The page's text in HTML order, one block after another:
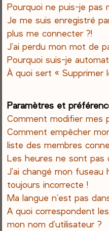
Pourquoi ne puis-je pas
Je me suis enregistré
plus me connecter ?!
J’ai perdu mon mot de
Pourquoi suis-je
À quoi sert « Supprimer
Paramètres et
Comment modifier mes
Comment empêcher
liste des membres
Les heures ne sont pas
J’ai changé mon fuseau
toujours incorrecte !
Ma langue n’est pas
A quoi correspondent
mon nom d’utilisateur ?